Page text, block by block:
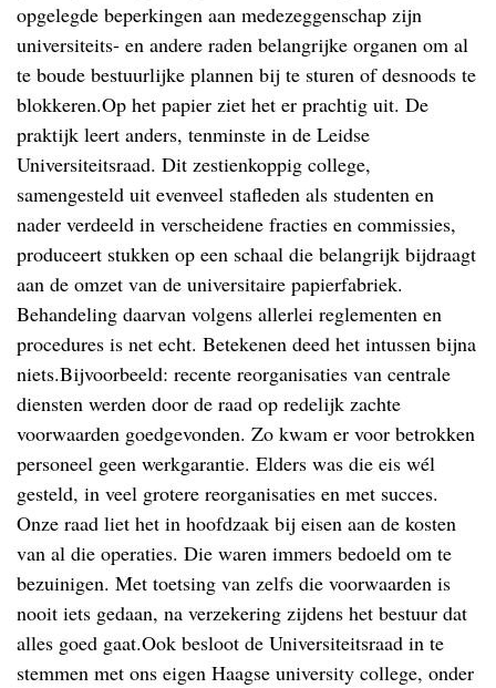
opgelegde beperkingen aan medezeggenschap zijn
universiteits- en andere raden belangrijke organen om al
te boude bestuurlijke plannen bij te sturen of desnoods te
blokkeren.Op het papier ziet het er prachtig uit. De
praktijk leert anders, tenminste in de Leidse
Universiteitsraad. Dit zestienkoppig college,
samengesteld uit evenveel stafleden als studenten en
nader verdeeld in verscheidene fracties en commissies,
produceert stukken op een schaal die belangrijk bijdraagt
aan de omzet van de universitaire papierfabriek.
Behandeling daarvan volgens allerlei reglementen en
procedures is net echt. Betekenen deed het intussen bijna
niets.Bijvoorbeeld: recente reorganisaties van centrale
diensten werden door de raad op redelijk zachte
voorwaarden goedgevonden. Zo kwam er voor betrokken
personeel geen werkgarantie. Elders was die eis wél
gesteld, in veel grotere reorganisaties en met succes.
Onze raad liet het in hoofdzaak bij eisen aan de kosten
van al die operaties. Die waren immers bedoeld om te
bezuinigen. Met toetsing van zelfs die voorwaarden is
nooit iets gedaan, na verzekering zijdens het bestuur dat
alles goed gaat.Ook besloot de Universiteitsraad in te
stemmen met ons eigen Haagse university college, onder